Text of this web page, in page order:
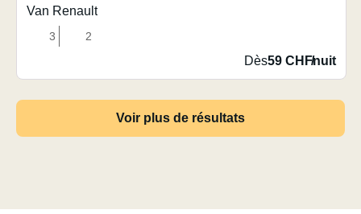
Van Renault
3 2
Dès59 CHF/nuit
Voir plus de résultats